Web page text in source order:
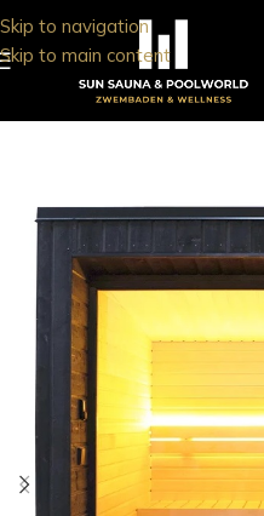
Skip to navigation
Skip to main content